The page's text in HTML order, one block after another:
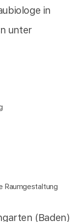
in
unter
Raumgestaltung
(Baden)